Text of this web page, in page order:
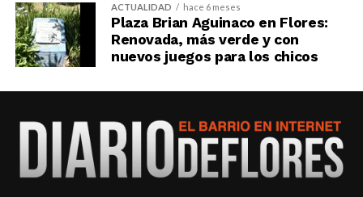
ACTUALIDAD hace 6 meses
Plaza Brian Aguinaco en Flores:
Renovada, más verde y con
nuevos juegos para los chicos